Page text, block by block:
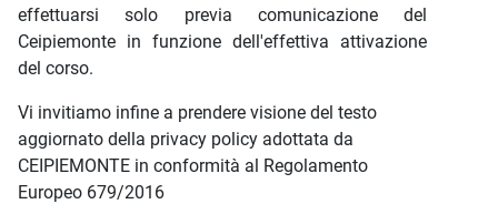
effettuarsi solo previa comunicazione del
Ceipiemonte in funzione dell'effettiva attivazione
del corso.
Vi invitiamo infine a prendere visione del testo
aggiornato della privacy policy adottata da
CEIPIEMONTE in conformità al Regolamento
Europeo 679/2016